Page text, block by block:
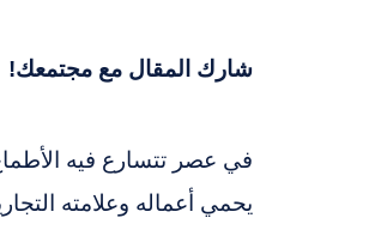
شارك المقال مع مجتمعك!
في عصر تتسارع فيه
يحمي أعماله وعلامته